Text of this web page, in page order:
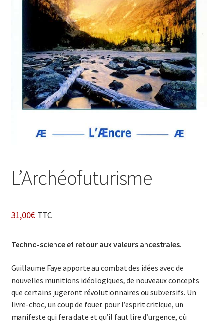
Login Customizer
Nous Contacter
Panier
Politique de confidentialité et cookies
Qui sommes-nous ?
Suivi de la Commande
L’Archéofuturisme
31,00€ TTC
Techno-science et retour aux valeurs ancestrales.
Guillaume Faye apporte au combat des idées avec de
nouvelles muni­tions idéologiques, de nouveaux concepts
que certains jugeront révolutionnaires ou subversifs. Un
livre-choc, un coup de fouet pour l’esprit critique, un
manifeste qui fera date et qu’il faut lire d’urgence, où